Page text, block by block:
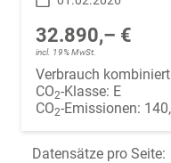
32.890,– €
incl. 19% MwSt.
Verbrauch
CO2-Klasse: E
CO2-Emissionen:
Datensätze pro Seite: